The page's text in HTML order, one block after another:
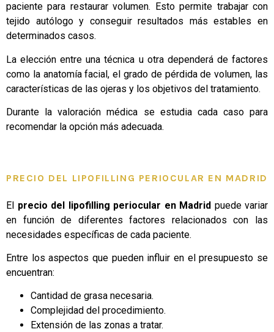
paciente para restaurar volumen. Esto permite trabajar con
tejido autólogo y conseguir resultados más estables en
determinados casos.
La elección entre una técnica u otra dependerá de factores
como la anatomía facial, el grado de pérdida de volumen, las
características de las ojeras y los objetivos del tratamiento.
Durante la valoración médica se estudia cada caso para
recomendar la opción más adecuada.
PRECIO DEL LIPOFILLING PERIOCULAR EN MADRID
El precio del lipofilling periocular en Madrid puede variar
en función de diferentes factores relacionados con las
necesidades específicas de cada paciente.
Entre los aspectos que pueden influir en el presupuesto se
encuentran:
Cantidad de grasa necesaria.
Complejidad del procedimiento.
Extensión de las zonas a tratar.